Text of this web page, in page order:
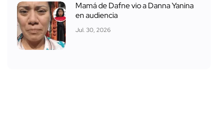
Mamá de Dafne vio a Danna Yanina
en audiencia
Jul. 30, 2026